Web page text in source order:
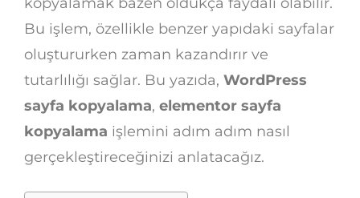
Bu işlem, özellikle benzer yapıdaki sayfalar
oluştururken zaman kazandırır ve
tutarlılığı sağlar. Bu yazıda, WordPress
sayfa kopyalama, elementor sayfa
kopyalama işlemini adım adım nasıl
gerçekleştireceğinizi anlatacağız.